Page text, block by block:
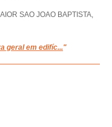
SAO JOAO BAPTISTA,
geral em edifíc..."